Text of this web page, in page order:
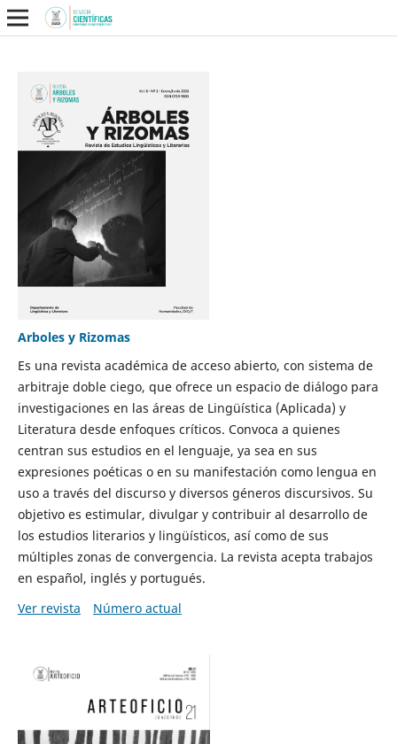
Arboles y Rizomas
Es una revista académica de acceso abierto, con sistema de
arbitraje doble ciego, que ofrece un espacio de diálogo para
investigaciones en las áreas de Lingüística (Aplicada) y
Literatura desde enfoques críticos. Convoca a quienes
centran sus estudios en el lenguaje, ya sea en sus
expresiones poéticas o en su manifestación como lengua en
uso a través del discurso y diversos géneros discursivos. Su
objetivo es estimular, divulgar y contribuir al desarrollo de
los estudios literarios y lingüísticos, así como de sus
múltiples zonas de convergencia. La revista acepta trabajos
en español, inglés y portugués.
Ver revista
Número actual